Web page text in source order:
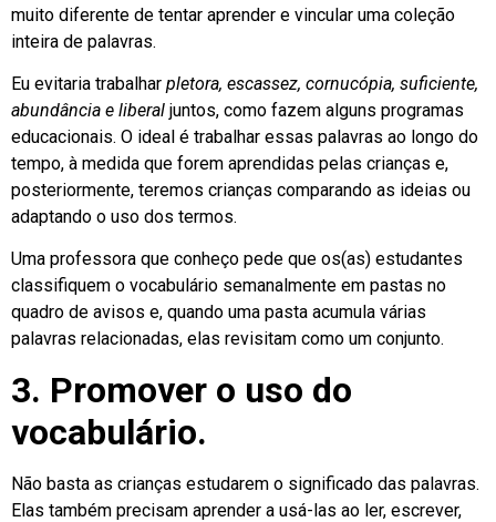
muito diferente de tentar aprender e vincular uma coleção
inteira de palavras.
Eu evitaria trabalhar pletora, escassez, cornucópia, suficiente,
abundância e liberal juntos, como fazem alguns programas
educacionais. O ideal é trabalhar essas palavras ao longo do
tempo, à medida que forem aprendidas pelas crianças e,
posteriormente, teremos crianças comparando as ideias ou
adaptando o uso dos termos.
Uma professora que conheço pede que os(as) estudantes
classifiquem o vocabulário semanalmente em pastas no
quadro de avisos e, quando uma pasta acumula várias
palavras relacionadas, elas revisitam como um conjunto.
3. Promover o uso do
vocabulário.
Não basta as crianças estudarem o significado das palavras.
Elas também precisam aprender a usá-las ao ler, escrever,